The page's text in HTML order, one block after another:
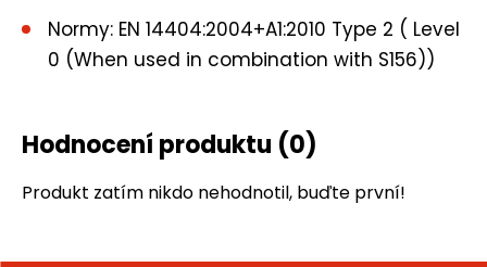
Normy: EN 14404:2004+A1:2010 Type 2 ( Level
0 (When used in combination with S156))
Hodnocení produktu (0)
Produkt zatím nikdo nehodnotil, buďte první!